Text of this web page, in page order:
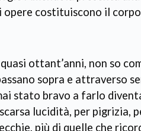
opere costituiscono il
ottant’anni, non so
sopra e attraverso
stato bravo a farlo
lucidità, per pigrizia,
più di quelle che